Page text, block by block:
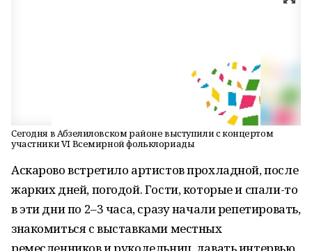
Сегодня в Абзелиловском районе выступили с концертом
участники VI Всемирной фольклориады
Аскарово встретило артистов прохладной, после
жарких дней, погодой. Гости, которые и спали-то
в эти дни по 2–3 часа, сразу начали репетировать,
знакомиться с выставками местных